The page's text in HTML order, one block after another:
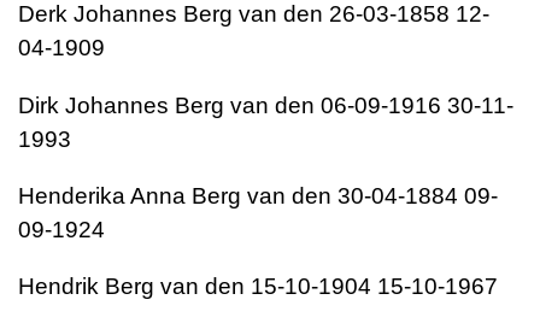
Derk Johannes Berg van den 26-03-1858 12-
04-1909
Dirk Johannes Berg van den 06-09-1916 30-11-
1993
Henderika Anna Berg van den 30-04-1884 09-
09-1924
Hendrik Berg van den 15-10-1904 15-10-1967